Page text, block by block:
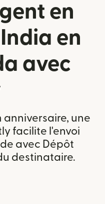
en
en
avec
anniversaire, une
facilite l'envoi
avec Dépôt
destinataire.